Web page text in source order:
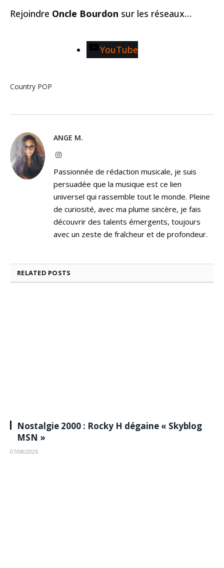
Rejoindre Oncle Bourdon sur les réseaux…
YouTube
Country POP
ANGE M.
Instagram
Passionnée de rédaction musicale, je suis
persuadée que la musique est ce lien
universel qui rassemble tout le monde. Pleine
de curiosité, avec ma plume sincère, je fais
découvrir des talents émergents, toujours
avec un zeste de fraîcheur et de profondeur.
RELATED POSTS
Nostalgie 2000 : Rocky H dégaine « Skyblog
MSN »
07/08/2026